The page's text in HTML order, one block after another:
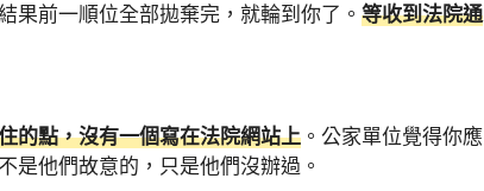
果前一順位全部拋棄完，就輪到你了。 等收到法院通
的點，沒有一個寫在法院網站上 。公家單位覺得你應
他們故意的，只是他們沒辦過。